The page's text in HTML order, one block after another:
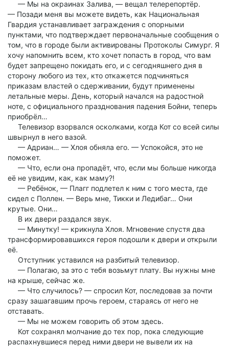
— Мы на окраинах Залива, — вещал телерепортёр.
— Позади меня вы можете видеть, как Национальная
Гвардия устанавливает заграждения с опорными
пунктами, что подтверждает первоначальные сообщения о
том, что в городе были активированы Протоколы Симург. Я
хочу напомнить всем, кто хочет попасть в город, что вам
будет запрещено покидать его, и с сегодняшнего дня в
сторону любого из тех, кто откажется подчиняться
приказам властей о сдерживании, будут применены
летальные меры. День, который начался на радостной
ноте, с официального празднования падения Бойни, теперь
приобрёл…
Телевизор взорвался осколками, когда Кот со всей силы
швырнул в него вазой.
— Адриан… — Хлоя обняла его. — Успокойся, это не
поможет.
— Что, если она пропадёт, что, если мы больше никогда
её не увидим, как, как маму?!
— Ребёнок, — Плагг подлетел к ним с того места, где
сидел с Поллен. — Верь мне, Тикки и Ледибаг… Они
крутые. Они…
В их двери раздался звук.
— Минутку! — крикнула Хлоя. Мгновение спустя два
трансформировавшихся героя подошли к двери и открыли
её.
Отступник уставился на разбитый телевизор.
— Полагаю, за это с тебя возьмут плату. Вы нужны мне
на крыше, сейчас же.
— Что случилось? — спросил Кот, последовав за почти
сразу зашагавшим прочь героем, стараясь от него не
отставать.
— Мы не можем говорить об этом здесь.
Кот сохранял молчание до тех пор, пока следующие
распахнувшиеся перед ними двери не вывели их на